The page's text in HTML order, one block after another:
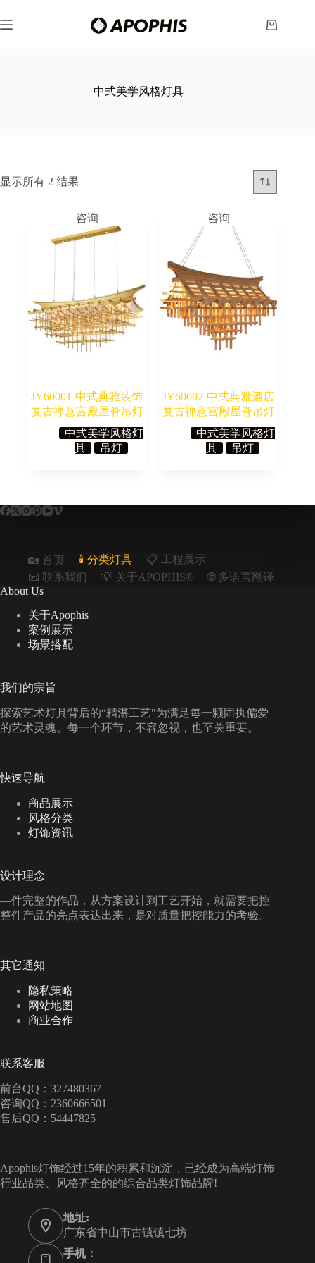
至
购
中式美学风格灯具
显示所有 2 结果
咨询
JY60001-中式典雅装饰
复古禅意宫殿屋脊吊灯
中式美学风格灯
具
吊灯
咨询
JY60002-中式典雅酒店
复古禅意宫殿屋脊吊灯
中式美学风格灯
具
吊灯
🏡 首页 🕯️ 分类灯具
📋︎ 工程展示
📧 联系我们
💡 关于APOPHIS®
🌐 多语言翻译
About Us
关于Apophis
案例展示
场景搭配
我们的宗旨
探索艺术灯具背后的“精湛工艺"为满足每一颗固执偏爱
的艺术灵魂。每一个环节，不容忽视，也至关重要。
快速导航
商品展示
风格分类
灯饰资讯
设计理念
—件完整的作品，从方案设计到工艺开始，就需要把控
整件产品的亮点表达出来，是对质量把控能力的考验。
其它通知
隐私策略
网站地图
商业合作
联系客服
前台QQ：327480367
咨询QQ：2360666501
售后QQ：54447825
Apophis灯饰经过15年的积累和沉淀，已经成为高端灯饰
行业品类、风格齐全的的综合品类灯饰品牌!
地址:
广东省中山市古镇镇七坊
手机：